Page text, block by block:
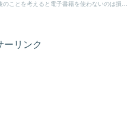
のことを考えると電子書籍を使わないのは損で
ーリンク